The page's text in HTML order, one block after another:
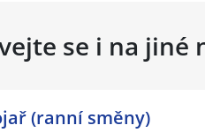
se i na jiné
(ranní směny)